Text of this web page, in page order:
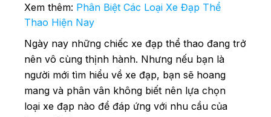
Xem thêm: Phân Biệt Các Loại Xe Đạp Thể
Thao Hiện Nay
Ngày nay những chiếc xe đạp thể thao đang trở
nên vô cùng thịnh hành. Nhưng nếu bạn là
người mới tìm hiểu về xe đạp, bạn sẽ hoang
mang và phân vân không biết nên lựa chọn
loại xe đạp nào để đáp ứng với nhu cầu của